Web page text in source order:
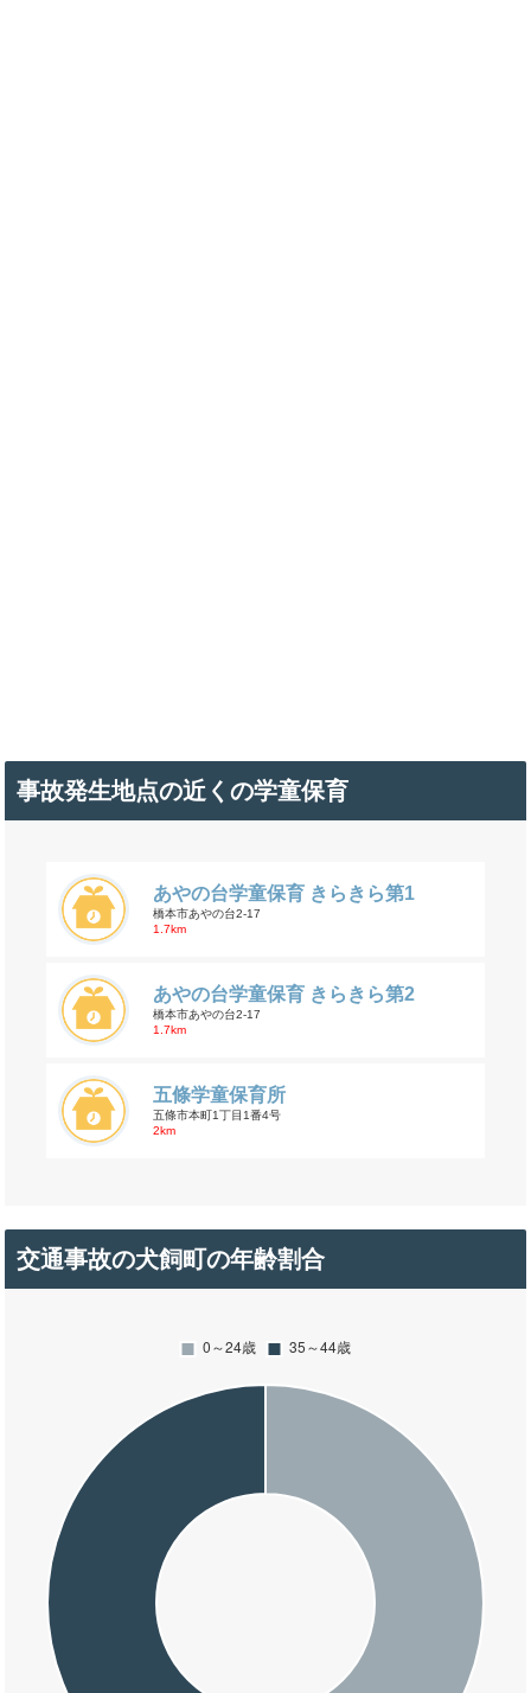
事故発生地点の近くの学童保育
あやの台学童保育 きらきら第1
橋本市あやの台2-17
1.7km
あやの台学童保育 きらきら第2
橋本市あやの台2-17
1.7km
五條学童保育所
五條市本町1丁目1番4号
2km
交通事故の犬飼町の年齢割合